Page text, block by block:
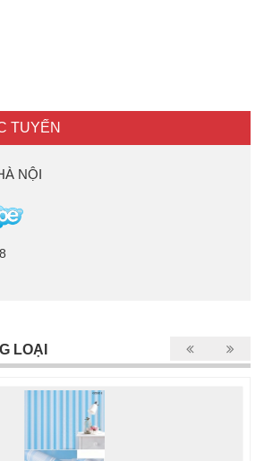
TUYẾN
NỘI
LOẠI